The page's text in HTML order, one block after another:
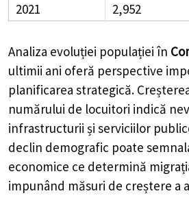
2021
2,952
Analiza evoluției populației în
ultimii ani oferă perspective
planificarea strategică.
numărului de locuitori indică
infrastructurii și serviciilor
declin demografic poate
economice ce determină
impunând măsuri de creștere a